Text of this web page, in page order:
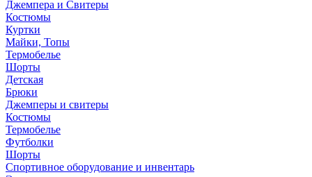
Джемпера и Свитеры
Костюмы
Куртки
Майки, Топы
Термобелье
Шорты
Детская
Брюки
Джемперы и свитеры
Костюмы
Термобелье
Футболки
Шорты
Спортивное оборудование и инвентарь